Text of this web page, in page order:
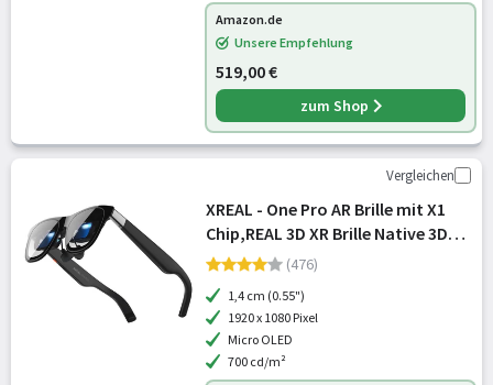
Amazon.de
Unsere Empfehlung
519,00 €
zum Shop
Vergleichen
XREAL - One Pro AR Brille mit X1
Chip,REAL 3D XR Brille Native 3DoF,
X-Prism Optik, 57° Sichtfeld 171"
Glass für iPhone 17/16,
(476)
1,4 cm (0.55")
1920 x 1080 Pixel
Micro OLED
700 cd/m²